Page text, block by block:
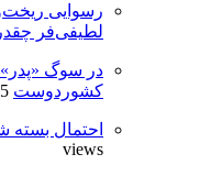
رسوایی
لطیفی‌فر
در سوگ
کشوردوست 5 views
احتمال
views